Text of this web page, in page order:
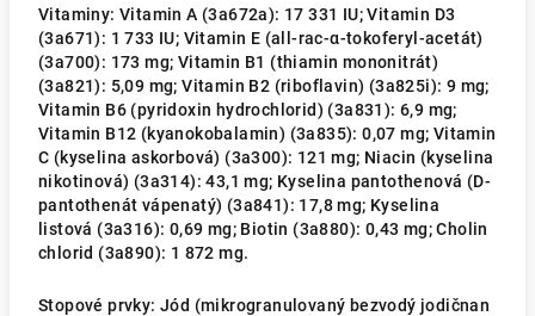
Vitaminy: Vitamin A (3a672a): 17 331 IU; Vitamin D3
(3a671): 1 733 IU; Vitamin E (all-rac-α-tokoferyl-acetát)
(3a700): 173 mg; Vitamin B1 (thiamin mononitrát)
(3a821): 5,09 mg; Vitamin B2 (riboflavin) (3a825i): 9 mg;
Vitamin B6 (pyridoxin hydrochlorid) (3a831): 6,9 mg;
Vitamin B12 (kyanokobalamin) (3a835): 0,07 mg; Vitamin
C (kyselina askorbová) (3a300): 121 mg; Niacin (kyselina
nikotinová) (3a314): 43,1 mg; Kyselina pantothenová (D-
pantothenát vápenatý) (3a841): 17,8 mg; Kyselina
listová (3a316): 0,69 mg; Biotin (3a880): 0,43 mg; Cholin
chlorid (3a890): 1 872 mg.
Stopové prvky:Jód (mikrogranulovaný bezvodý jodičnan